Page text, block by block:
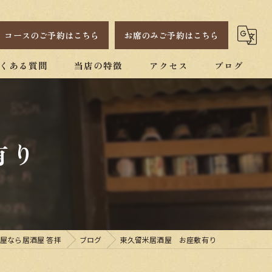
コースのご予約はこちら お席のみご予約はこちら
ある質問 当店の特徴
貸し切り
アクセス ブログ
なら居酒屋 答拝 ブログ 東久留米居酒屋 お座敷有り